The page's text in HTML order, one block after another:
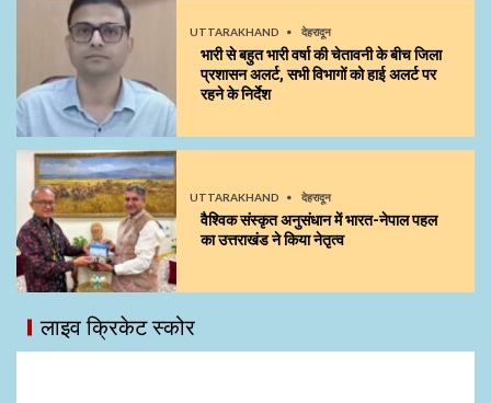
UTTARAKHAND देहरादून
भारी से बहुत भारी वर्षा की चेतावनी के बीच जिला
प्रशासन अलर्ट, सभी विभागों को हाई अलर्ट पर
रहने के निर्देश
UTTARAKHAND देहरादून
वैश्विक संस्कृत अनुसंधान में भारत-नेपाल पहल
का उत्तराखंड ने किया नेतृत्व
लाइव क्रिकेट स्कोर